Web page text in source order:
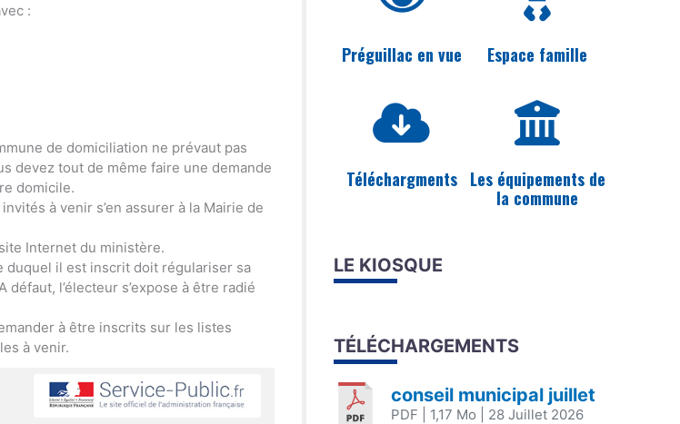
:
de domiciliation ne prévaut pas
devez tout de même faire une demande
domicile.
à venir s’en assurer à la Mairie de
Internet du ministère.
duquel il est inscrit doit régulariser sa
l’électeur s’expose à être radié
à être inscrits sur les listes
à venir.
Préguillac en vue Espace famille
Téléchargments Les équipements de
la commune
LE KIOSQUE
TÉLÉCHARGEMENTS
conseil municipal juillet
PDF | 1,17 Mo | 28 Juillet 2026